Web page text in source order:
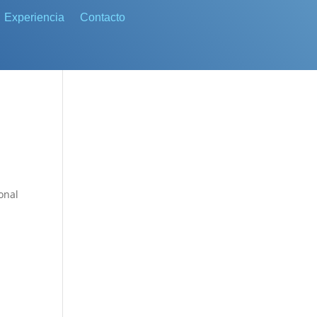
Experiencia Contacto